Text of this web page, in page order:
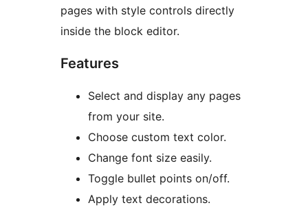
pages with style controls directly
inside the block editor.
Features
Select and display any pages
from your site.
Choose custom text color.
Change font size easily.
Toggle bullet points on/off.
Apply text decorations.